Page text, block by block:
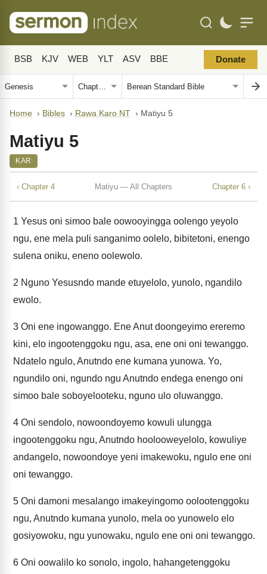
BSB KJV WEB YLT ASV BBE Donate
Home › Bibles › Rawa Karo NT › Matiyu 5
Matiyu 5
KAR
‹ Chapter 4 Matiyu — All Chapters Chapter 6 ›
1 Yesus oni simoo bale oowooyingga oolengo yeyolo
ngu, ene mela puli sanganimo oolelo, bibitetoni, enengo
sulena oniku, eneno oolewolo.
2 Nguno Yesusndo mande etuyelolo, yunolo, ngandilo
ewolo.
3 Oni ene ingowanggo. Ene Anut doongeyimo ereremo
kini, elo ingootenggoku ngu, asa, ene oni oni tewanggo.
Ndatelo ngulo, Anutndo ene kumana yunowa. Yo,
ngundilo oni, ngundo ngu Anutndo endega enengo oni
simoo bale soboyelooteku, nguno ulo oluwanggo.
4 Oni sendolo, nowoondoyemo kowuli ulungga
ingootenggoku ngu, Anutndo hoolooweyelolo, kowuliye
andangelo, nowoondoye yeni imakewoku, ngulo ene oni
oni tewanggo.
5 Oni damoni mesalango imakeyingomo oolootenggoku
ngu, Anutndo kumana yunolo, mela oo yunowelo elo
gosiyowoku, ngu yunowaku, ngulo ene oni oni tewanggo.
6 Oni oowalilo ko sonolo, ingolo, hahangetenggoku